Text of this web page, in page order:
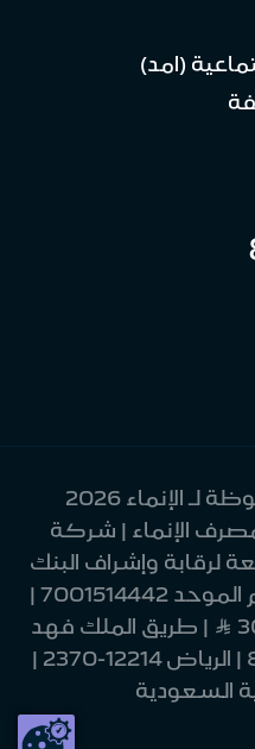
(امد)
الإنماء 2026
الإنماء | شركة
وإشراف البنك
المركزي السعودي | الرقم الموحد 7001514442 |
رأس مال 30,000,000,000 Ʀ | طريق الملك فهد
9033 | العليا | وحدة رقم 8 | الرياض 12214-2370 |
السعودية